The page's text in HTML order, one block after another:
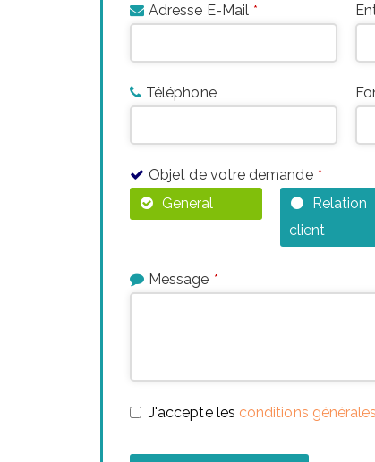
Business
Email *
Adresse E-Mail *
Téléphone
Objet de votre demande *
General
Relation
client
Message *
J'accepte les conditions